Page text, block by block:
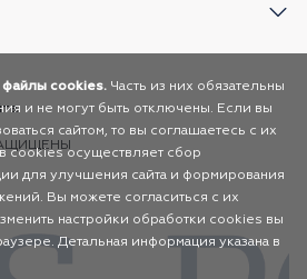
файлы cookies. Часть из них обязательны
и не могут быть отключены. Если вы
сайтом, то вы соглашаетесь с их
cookies осуществляет сбор
для улучшения сайта и формирования
Вы можете согласиться с их
настройки обработки cookies вы
Детальная информация указана в